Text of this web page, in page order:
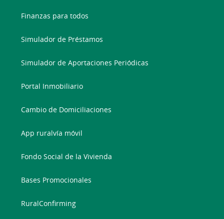
Finanzas para todos
Simulador de Préstamos
Simulador de Aportaciones Periódicas
Portal Inmobiliario
Cambio de Domiciliaciones
App ruralvía móvil
Fondo Social de la Vivienda
Bases Promocionales
RuralConfirming